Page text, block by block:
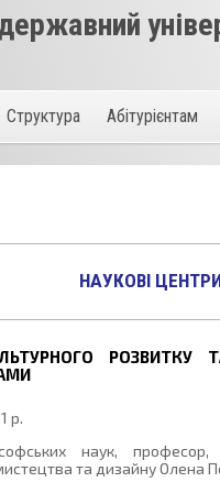
Структура Абітурієнтам
НАУКОВІ
РОЗВИТКУ
р.
наук, професор,
та дизайну Олена